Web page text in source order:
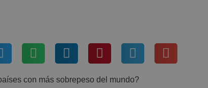
con más sobrepeso del mundo?